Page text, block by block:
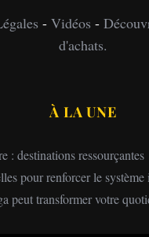
- Vidéos -
d'achats.
À LA UNE
: destinations ressourçantes
pour renforcer le
peut transformer votre